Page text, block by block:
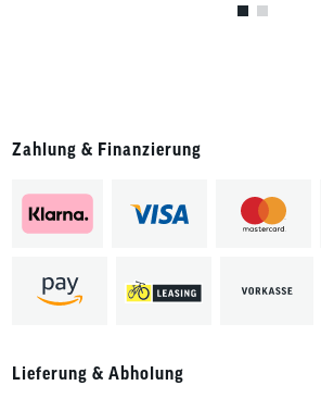
Zahlung & Finanzierung
Lieferung & Abholung